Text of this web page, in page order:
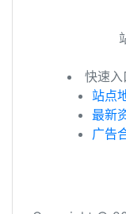
快速入
站点
最新
广告